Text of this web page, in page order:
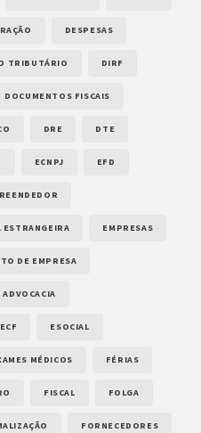
DESPESAS
TRIBUTÁRIO DIRF
DOCUMENTOS FISCAIS
DRE DTE
ECNPJ EFD
ESTRANGEIRA EMPRESAS
DE EMPRESA
ESOCIAL
MÉDICOS FÉRIAS
FISCAL FOLGA
FORNECEDORES